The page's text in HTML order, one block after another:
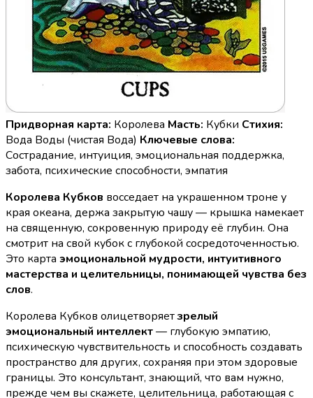
Придворная карта: Королева Масть: Кубки Стихия:
Вода Воды (чистая Вода) Ключевые слова:
Сострадание, интуиция, эмоциональная поддержка,
забота, психические способности, эмпатия
Королева Кубков восседает на украшенном троне у
края океана, держа закрытую чашу — крышка намекает
на священную, сокровенную природу её глубин. Она
смотрит на свой кубок с глубокой сосредоточенностью.
Это карта эмоциональной мудрости, интуитивного
мастерства и целительницы, понимающей чувства без
слов.
Королева Кубков олицетворяетзрелый
эмоциональный интеллект— глубокую эмпатию,
психическую чувствительность и способность создавать
пространство для других, сохраняя при этом здоровые
границы. Это консультант, знающий, что вам нужно,
прежде чем вы скажете, целительница, работающая с